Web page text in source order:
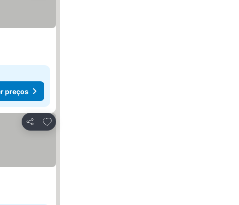
preços
Partilhar
Adicionar aos favoritos